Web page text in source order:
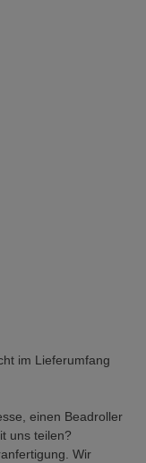
im Lieferumfang
einen Beadroller
uns teilen?
Wir